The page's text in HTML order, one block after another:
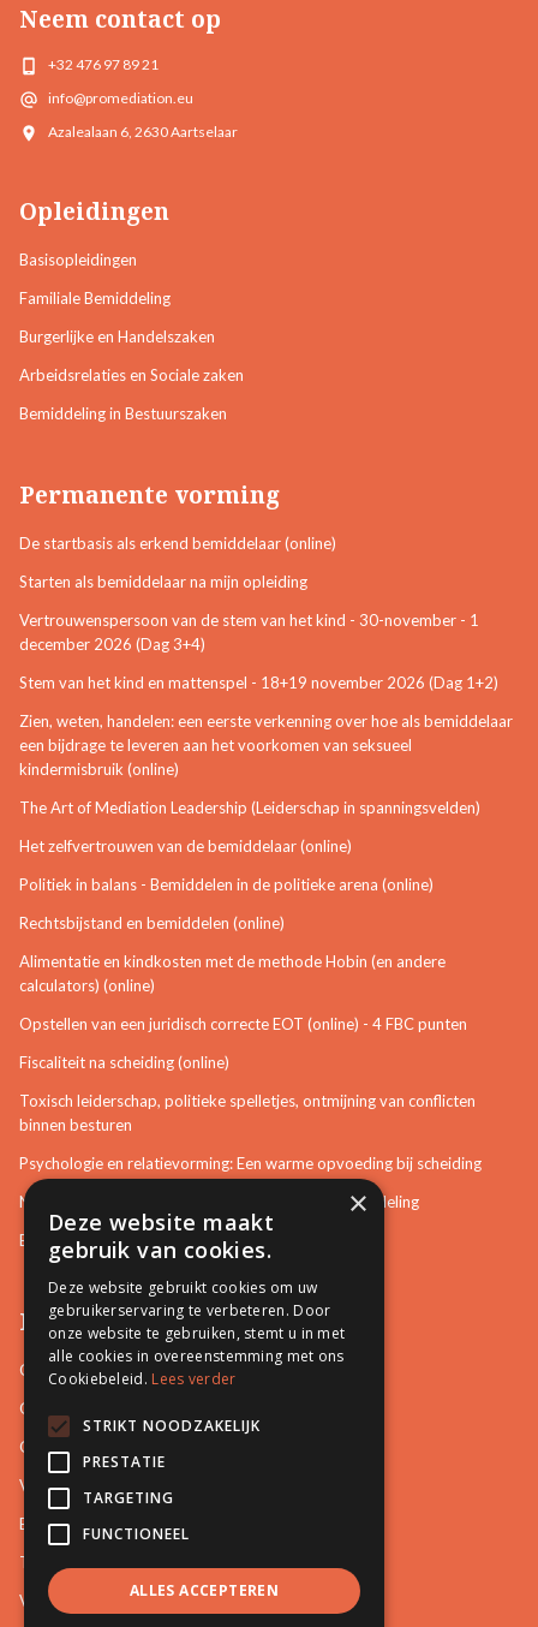
Neem contact op
+32 476 97 89 21
info@promediation.eu
Azalealaan 6, 2630 Aartselaar
Opleidingen
Basisopleidingen
Familiale Bemiddeling
Burgerlijke en Handelszaken
Arbeidsrelaties en Sociale zaken
Bemiddeling in Bestuurszaken
Permanente vorming
De startbasis als erkend bemiddelaar (online)
Starten als bemiddelaar na mijn opleiding
Vertrouwenspersoon van de stem van het kind - 30-november - 1
december 2026 (Dag 3+4)
Stem van het kind en mattenspel - 18+19 november 2026 (Dag 1+2)
Zien, weten, handelen: een eerste verkenning over hoe als bemiddelaar
een bijdrage te leveren aan het voorkomen van seksueel
kindermisbruik (online)
The Art of Mediation Leadership (Leiderschap in spanningsvelden)
Het zelfvertrouwen van de bemiddelaar (online)
Politiek in balans - Bemiddelen in de politieke arena (online)
Rechtsbijstand en bemiddelen (online)
Alimentatie en kindkosten met de methode Hobin (en andere
calculators) (online)
Opstellen van een juridisch correcte EOT (online) - 4 FBC punten
Fiscaliteit na scheiding (online)
Toxisch leiderschap, politieke spelletjes, ontmijning van conflicten
binnen besturen
Psychologie en relatievorming: Een warme opvoeding bij scheiding
Neurotisch of afwijkend gedrag herkennen in bemiddeling
Bemiddeling in bouwzaken
Pro Mediation
Contact
Over ons
Onze docenten
Video's
Blog
Tips
Vacatures
×
Deze website maakt
gebruik van cookies.
Deze website gebruikt cookies om uw
gebruikerservaring te verbeteren. Door
onze website te gebruiken, stemt u in met
alle cookies in overeenstemming met ons
Cookiebeleid. Lees verder
STRIKT NOODZAKELIJK
PRESTATIE
TARGETING
FUNCTIONEEL
ALLES ACCEPTEREN